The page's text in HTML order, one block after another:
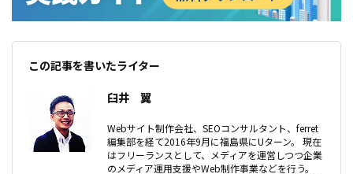
この記事を書いたライター
臼井 翼
Webサイト制作会社、SEOコンサルタント、ferret
編集部を経て2016年9月に福島県にUターン。 現在
はフリーランスとして、メディアを運営しつつ企業
のメディア運用支援やWeb制作事業などを行う。